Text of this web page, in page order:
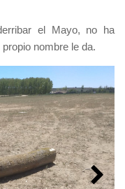
el Mayo, no ha
nombre le da.